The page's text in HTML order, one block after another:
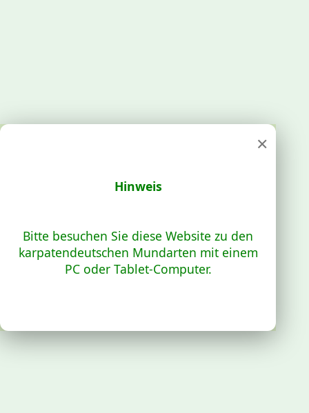
×
Hinweis
Bitte besuchen Sie diese Website zu den
karpatendeutschen Mundarten mit einem
PC oder Tablet-Computer.